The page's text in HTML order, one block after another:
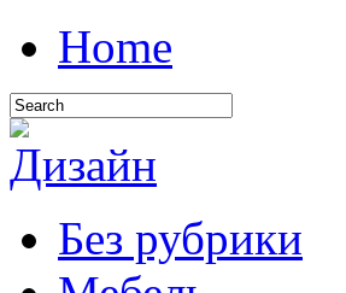
Home
Без рубрики